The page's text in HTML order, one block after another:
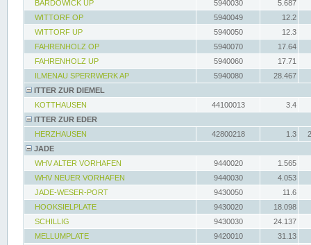
BARDOWICK UP
5940030
5.687
WITTORF OP
5940049
12.2
WITTORF UP
5940050
12.3
FAHRENHOLZ OP
5940070
17.64
FAHRENHOLZ UP
5940060
17.71
ILMENAU SPERRWERK AP
5940080
28.467
ITTER ZUR DIEMEL
KOTTHAUSEN
44100013
3.4
ITTER ZUR EDER
HERZHAUSEN
42800218 1.3
JADE
WHV ALTER VORHAFEN
9440020
1.565
WHV NEUER VORHAFEN
9440030
4.053
JADE-WESER-PORT
9430050
11.6
HOOKSIELPLATE
9430020
18.098
SCHILLIG
9430030
24.137
MELLUMPLATE
9420010
31.13